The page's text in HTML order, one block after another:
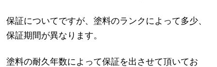
保証についてですが、塗料のランクによって多少、
保証期間が異なります。
塗料の耐久年数によって保証を出させて頂いてお